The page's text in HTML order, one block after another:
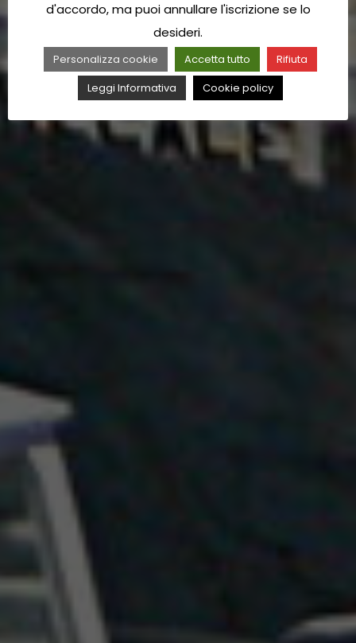
d'accordo, ma puoi annullare l'iscrizione se lo
desideri.
Personalizza cookie Accetta tutto
Rifiuta
Leggi Informativa
Cookie policy